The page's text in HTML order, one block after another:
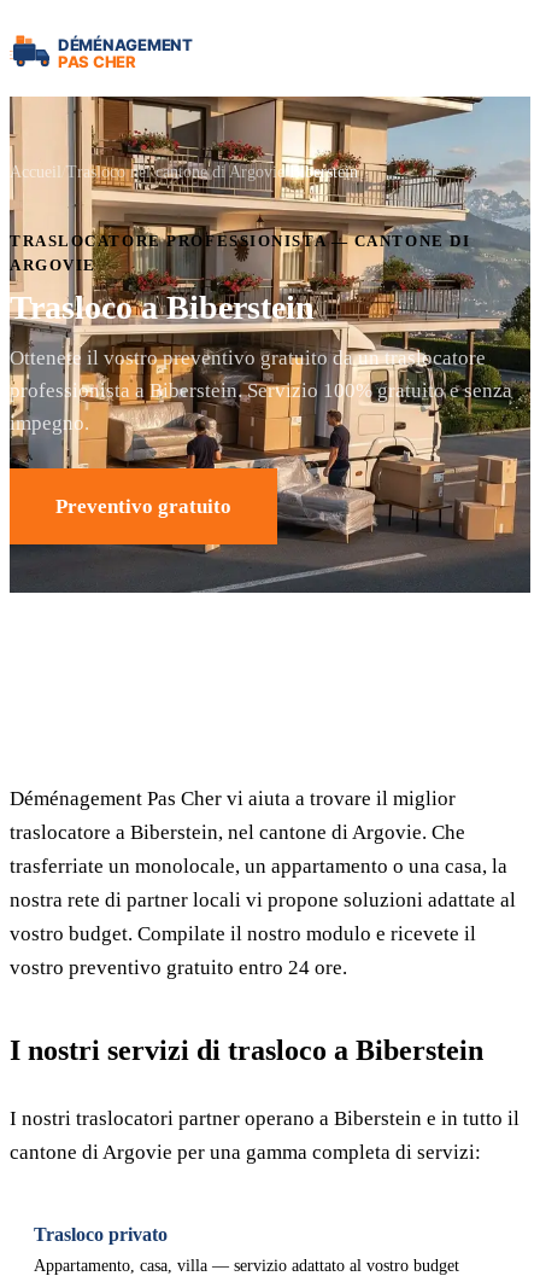
Accueil Trasloco nel cantone di Argovie Biberstein
TRASLOCATORE PROFESSIONISTA — CANTONE DI
ARGOVIE
Trasloco a Biberstein
Ottenete il vostro preventivo gratuito da un traslocatore
professionista a Biberstein. Servizio 100% gratuito e senza
impegno.
Preventivo gratuito
Déménagement Pas Cher vi aiuta a trovare il miglior
traslocatore a Biberstein, nel cantone di Argovie. Che
trasferriate un monolocale, un appartamento o una casa, la
nostra rete di partner locali vi propone soluzioni adattate al
vostro budget. Compilate il nostro modulo e ricevete il
vostro preventivo gratuito entro 24 ore.
I nostri servizi di trasloco a Biberstein
I nostri traslocatori partner operano a Biberstein e in tutto il
cantone di Argovie per una gamma completa di servizi:
Trasloco privato
Appartamento, casa, villa — servizio adattato al vostro budget